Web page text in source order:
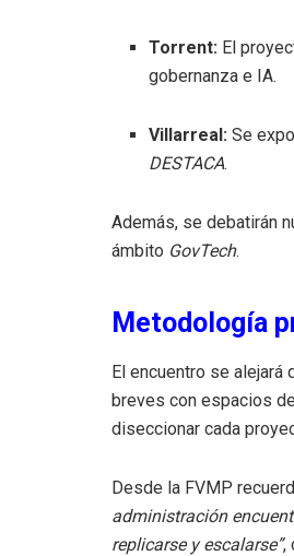
Torrent: El
gobernanza e IA.
Villarreal: Se
DESTACA.
Además, se debatirán
ámbito GovTech.
Metodología
El encuentro se
breves con espacios de
diseccionar cada
Desde la FVMP
administración
replicarse y escalarse”,